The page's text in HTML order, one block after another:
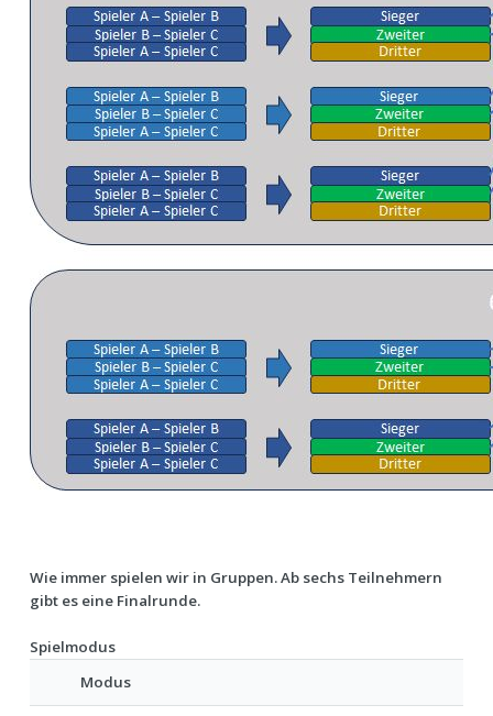
Wie immer spielen wir in Gruppen. Ab sechs Teilnehmern
gibt es eine Finalrunde.
Spielmodus
Modus